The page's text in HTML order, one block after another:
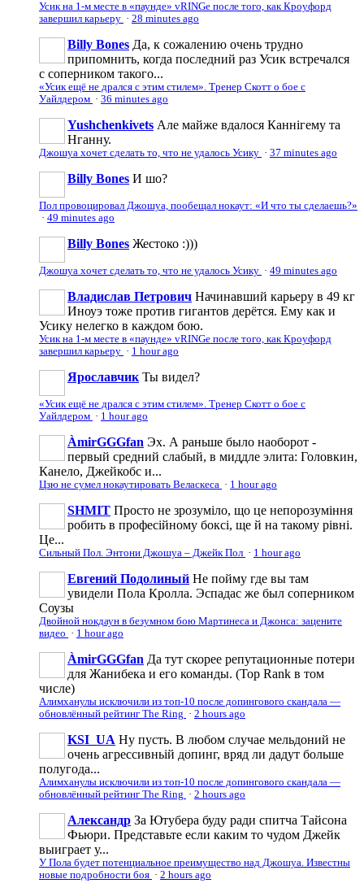
Усик на 1-м месте в «паунде» vRINGe после того, как Кроуфорд
завершил карьеру · 28 minutes ago
Billy Bones Да, к сожалению очень трудно
припомнить, когда последний раз Усик встречался
с соперником такого...
«Усик ещё не дрался с этим стилем». Тренер Скотт о бое с
Уайлдером · 36 minutes ago
Yushchenkivets Але майже вдалося Каннігему та
Нганну.
Джошуа хочет сделать то, что не удалось Усику · 37 minutes ago
Billy Bones И шо?
Пол провоцировал Джошуа, пообещал нокаут: «И что ты сделаешь?»
· 49 minutes ago
Billy Bones Жестоко :)))
Джошуа хочет сделать то, что не удалось Усику · 49 minutes ago
Владислав Петрович Начинавший карьеру в 49 кг
Иноуэ тоже против гигантов дерётся. Ему как и
Усику нелегко в каждом бою.
Усик на 1-м месте в «паунде» vRINGe после того, как Кроуфорд
завершил карьеру · 1 hour ago
Ярославчик Ты видел?
«Усик ещё не дрался с этим стилем». Тренер Скотт о бое с
Уайлдером · 1 hour ago
ÀmirGGGfan Эх. А раньше было наоборот -
первый средний слабый, в миддле элита: Головкин,
Канело, Джейкобс и...
Цзю не сумел нокаутировать Веласкеса · 1 hour ago
SHMIT Просто не зрозуміло, що це непорозуміння
робить в професійному боксі, ще й на такому рівні.
Це...
Сильный Пол. Энтони Джошуа – Джейк Пол · 1 hour ago
Евгений Подолиный Не пойму где вы там
увидели Пола Кролла. Эспадас же был соперником
Соузы
Двойной нокдаун в безумном бою Мартинеса и Джонса: зацените
видео · 1 hour ago
ÀmirGGGfan Да тут скорее репутационные потери
для Жанибека и его команды. (Top Rank в том
числе)
Алимханулы исключили из топ-10 после допингового скандала —
обновлённый рейтинг The Ring · 2 hours ago
KSI_UA Ну пусть. В любом случае мельдоний не
очень агрессивньій допинг, вряд ли дадут больше
полугода...
Алимханулы исключили из топ-10 после допингового скандала —
обновлённый рейтинг The Ring · 2 hours ago
Александр За Ютубера буду ради спитча Тайсона
Фьюри. Представьте если каким то чудом Джейк
выиграет у...
У Пола будет потенциальное преимущество над Джошуа. Известны
новые подробности боя · 2 hours ago